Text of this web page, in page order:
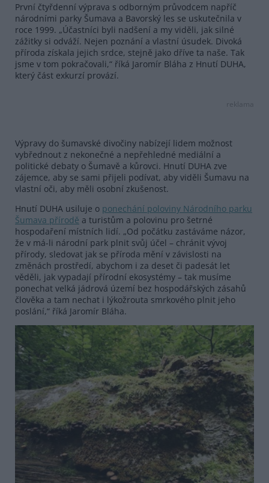
První čtyřdenní výprava s odborným průvodcem napříč
národními parky Šumava a Bavorský les se uskutečnila v
roce 1999. „Účastníci byli nadšení a my viděli, jak silné
zážitky si odváží. Nejen poznání a vlastní úsudek. Divoká
příroda získala jejich srdce, stejně jako dříve ta naše. Tak
jsme v tom pokračovali,“ říká Jaromír Bláha z Hnutí DUHA,
který část exkurzí provází.
reklama
Výpravy do šumavské divočiny nabízejí lidem možnost
vybřednout z nekonečné a nepřehledné mediální a
politické debaty o Šumavě a kůrovci. Hnutí DUHA zve
zájemce, aby se sami přijeli podívat, aby viděli Šumavu na
vlastní oči, aby měli osobní zkušenost.
Hnutí DUHA usiluje o ponechání poloviny Národního parku
Šumava přírodě a turistům a polovinu pro šetrné
hospodaření místních lidí. „Od počátku zastáváme názor,
že v má-li národní park plnit svůj účel – chránit vývoj
přírody, sledovat jak se příroda mění v závislosti na
změnách prostředí, abychom i za deset či padesát let
věděli, jak vypadají přírodní ekosystémy – tak musíme
ponechat velká jádrová území bez hospodářských zásahů
člověka a tam nechat i lýkožrouta smrkového plnit jeho
poslání,“ říká Jaromír Bláha.